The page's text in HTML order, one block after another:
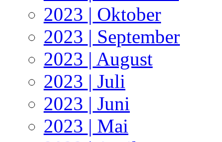
2023 | Oktober
2023 | September
2023 | August
2023 | Juli
2023 | Juni
2023 | Mai